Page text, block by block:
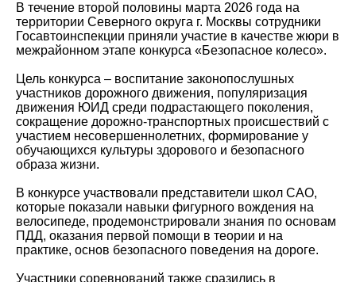
В течение второй половины марта 2026 года на
территории Северного округа г. Москвы сотрудники
Госавтоинспекции приняли участие в качестве жюри в
межрайонном этапе конкурса «Безопасное колесо».
Цель конкурса – воспитание законопослушных
участников дорожного движения, популяризация
движения ЮИД среди подрастающего поколения,
сокращение дорожно-транспортных происшествий с
участием несовершеннолетних, формирование у
обучающихся культуры здорового и безопасного
образа жизни.
В конкурсе участвовали представители школ САО,
которые показали навыки фигурного вождения на
велосипеде, продемонстрировали знания по основам
ПДД, оказания первой помощи в теории и на
практике, основ безопасного поведения на дороге.
Участники соревнований также сразились в